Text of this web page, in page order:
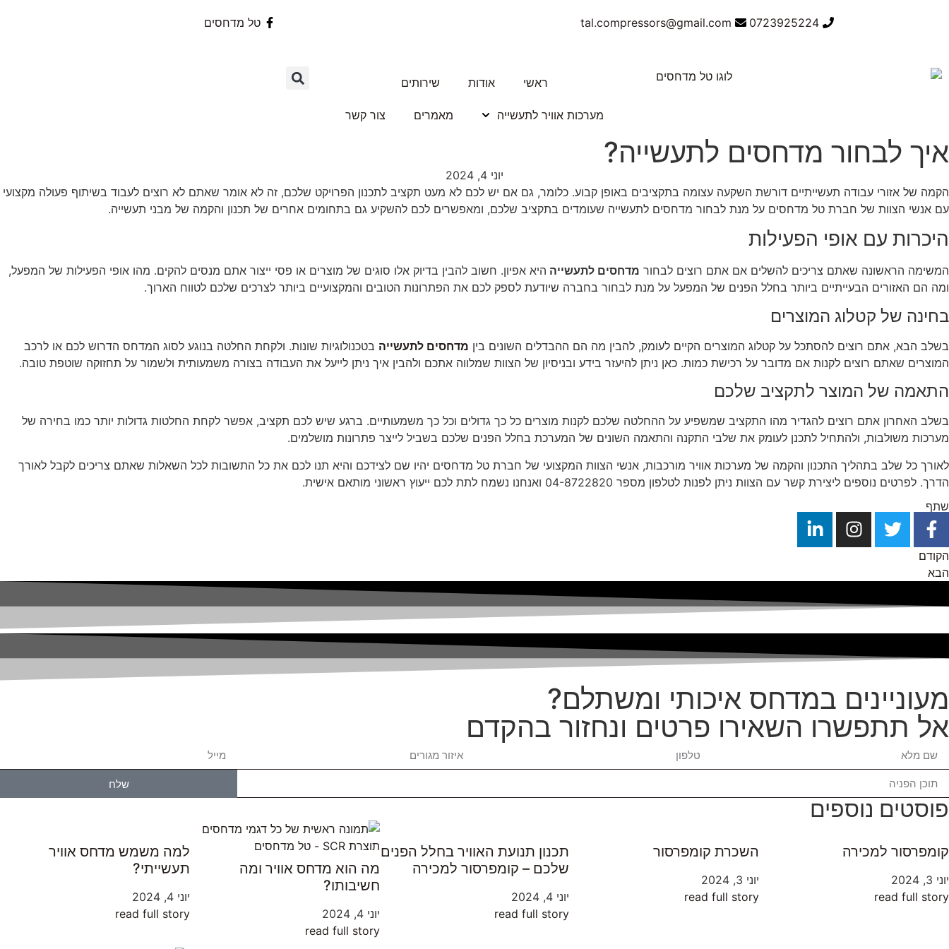
0723925224
tal.compressors@gmail.com טל מדחסים
ראשי אודות שירותים
מערכות אוויר לתעשייה מאמרים צור קשר
איך לבחור מדחסים לתעשייה?
יוני 4, 2024
הקמה של אזורי עבודה תעשייתיים דורשת השקעה עצומה בתקציבים באופן קבוע. כלומר, גם אם יש לכם לא מעט תקציב לתכנון הפרויקט שלכם, זה לא אומר שאתם לא רוצים לעבוד בשיתוף פעולה מקצועי
עם אנשי הצוות של חברת טל מדחסים על מנת לבחור מדחסים לתעשייה שעומדים בתקציב שלכם, ומאפשרים לכם להשקיע גם בתחומים אחרים של תכנון והקמה של מבני תעשייה.
היכרות עם אופי הפעילות
‏המשימה הראשונה שאתם צריכים להשלים אם אתם רוצים לבחור מדחסים לתעשייה היא אפיון. ‏חשוב להבין בדיוק אלו סוגים של מוצרים או פסי ייצור אתם מנסים להקים. מהו אופי הפעילות של המפעל,
ומה הם האזורים הבעייתיים ביותר בחלל הפנים של המפעל על מנת לבחור ‏בחברה שיודעת לספק לכם את הפתרונות הטובים והמקצועיים ביותר לצרכים שלכם לטווח הארוך.
בחינה של קטלוג המוצרים
‏בשלב הבא, אתם רוצים להסתכל על קטלוג המוצרים הקיים לעומק, להבין מה הם ההבדלים השונים בין מדחסים לתעשייה בטכנולוגיות שונות. ולקחת החלטה בנוגע לסוג המדחס הדרוש לכם או לרכב
המוצרים שאתם רוצים לקנות אם מדובר על רכישת כמות. ‏כאן ניתן להיעזר בידע ובניסיון של הצוות שמלווה אתכם ולהבין איך ניתן ‏לייעל את העבודה בצורה משמעותית ולשמור על תחזוקה שוטפת טובה.
התאמה של המוצר לתקציב שלכם
‏בשלב האחרון אתם רוצים להגדיר מהו התקציב שמשפיע על ‏ההחלטה שלכם לקנות מוצרים כל כך גדולים וכל כך משמעותיים. ‏ברגע שיש לכם תקציב, אפשר לקחת החלטות גדולות יותר כמו בחירה של
מערכות משולבות, ולהתחיל לתכנן לעומק את שלבי התקנה והתאמה השונים של המערכת ‏בחלל הפנים שלכם בשביל לייצר פתרונות מושלמים.
‏לאורך כל שלב בתהליך התכנון והקמה של מערכות אוויר מורכבות, ‏אנשי הצוות המקצועי של חברת טל מדחסים יהיו שם לצידכם והיא תנו לכם את כל התשובות לכל השאלות שאתם צריכים לקבל לאורך
הדרך. לפרטים נוספים ליצירת קשר עם הצוות ניתן לפנות לטלפון מספר 04-8722820 ‏ואנחנו נשמח לתת לכם ייעוץ ראשוני מותאם אישית.
שתף
הקודם
הבא
מעוניינים במדחס איכותי ומשתלם?
אל תתפשרו השאירו פרטים ונחזור בהקדם
שלח
פוסטים נוספים
קומפרסור למכירה
יוני 3, 2024
read full story
השכרת קומפרסור
יוני 3, 2024
read full story
תכנון תנועת האוויר בחלל הפנים
שלכם – קומפרסור למכירה
יוני 4, 2024
read full story
מה הוא מדחס אוויר ומה
חשיבותו?
יוני 4, 2024
read full story
למה משמש מדחס אוויר
תעשייתי?
יוני 4, 2024
read full story